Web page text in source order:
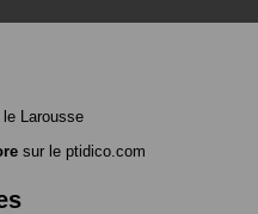
Larousse
sur le ptidico.com